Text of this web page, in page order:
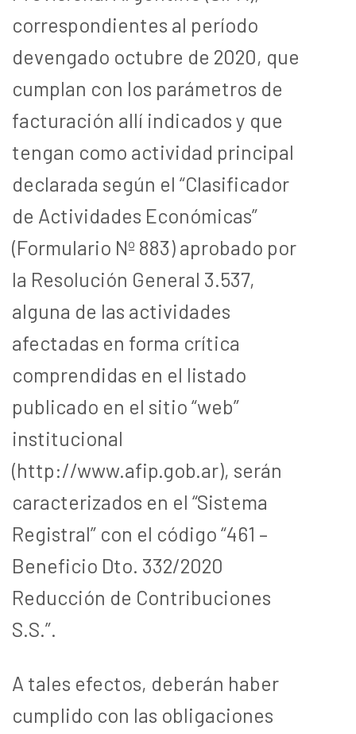
correspondientes al período
devengado octubre de 2020, que
cumplan con los parámetros de
facturación allí indicados y que
tengan como actividad principal
declarada según el “Clasificador
de Actividades Económicas”
(Formulario Nº 883) aprobado por
la Resolución General 3.537,
alguna de las actividades
afectadas en forma crítica
comprendidas en el listado
publicado en el sitio “web”
institucional
(http://www.afip.gob.ar), serán
caracterizados en el “Sistema
Registral” con el código “461 –
Beneficio Dto. 332/2020
Reducción de Contribuciones
S.S.”.
A tales efectos, deberán haber
cumplido con las obligaciones